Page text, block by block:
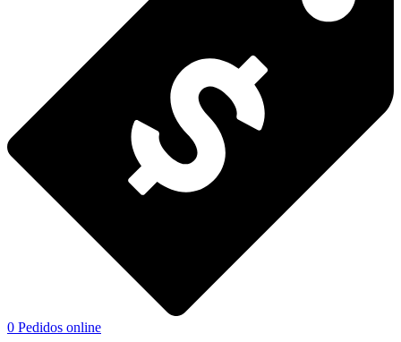
0 Pedidos online